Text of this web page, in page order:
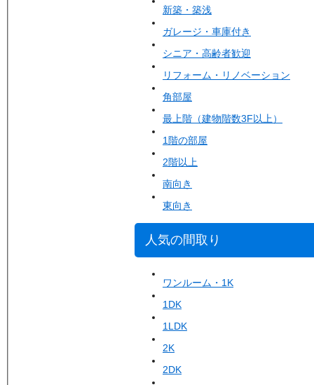
新築・築浅
ガレージ・車庫付き
シニア・高齢者歓迎
リフォーム・リノベーション
角部屋
最上階（建物階数3F以上）
1階の部屋
2階以上
南向き
東向き
人気の間取り
ワンルーム・1K
1DK
1LDK
2K
2DK